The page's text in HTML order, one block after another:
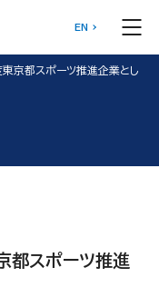
EN
京都スポーツ推進企業とし
都スポーツ推進